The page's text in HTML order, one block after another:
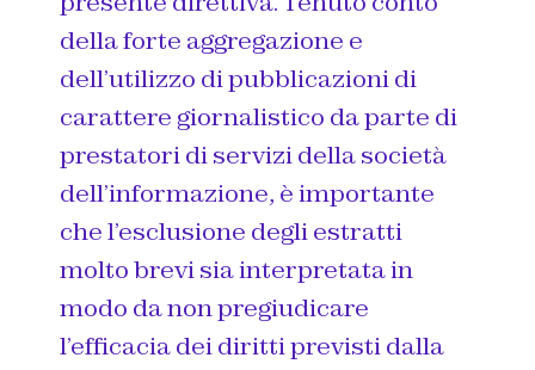
della forte aggregazione e
dell’utilizzo di pubblicazioni di
carattere giornalistico da parte di
prestatori di servizi della società
dell’informazione, è importante
che l’esclusione degli estratti
molto brevi sia interpretata in
modo da non pregiudicare
l’efficacia dei diritti previsti dalla